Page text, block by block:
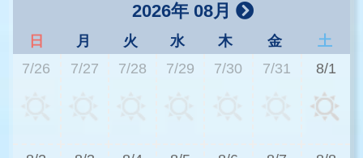
2026年 08月
日 月 火 水 木 金
土
7/26
7/27 7/28 7/29 7/30 7/31 8/1